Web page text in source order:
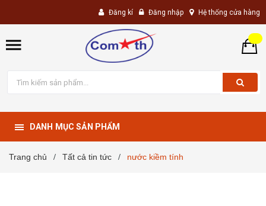
Đăng kí Đăng nhập Hệ thống cửa hàng
DANH MỤC SẢN PHẨM
Trang chủ / Tất cả tin tức / nước kiềm tính